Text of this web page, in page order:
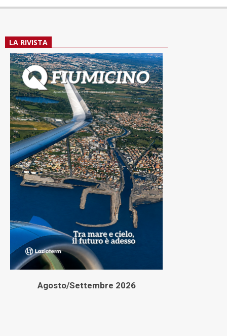
LA RIVISTA
Agosto/Settembre 2026